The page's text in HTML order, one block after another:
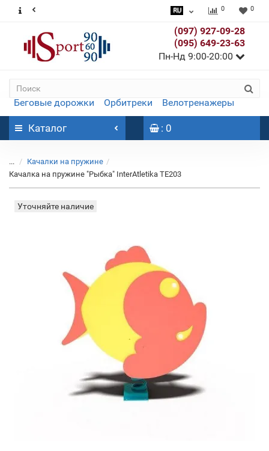
0 0
(097) 927-09-28
(095) 649-23-63
Пн-Нд 9:00-20:00
Беговые дорожки Орбитреки Велотренажеры
Каталог : 0
...
Качалки на пружине
Качалка на пружине "Рыбка" InterAtletika TE203
Уточняйте наличие